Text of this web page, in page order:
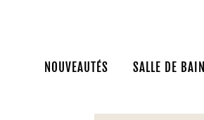
NOUVEAUTÉS SALLE DE BAIN